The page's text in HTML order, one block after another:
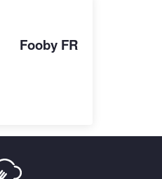
Fooby FR